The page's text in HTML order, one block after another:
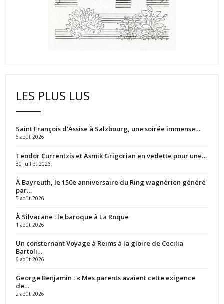
LES PLUS LUS
Saint François d’Assise à Salzbourg, une soirée immense…
6 août 2026
Teodor Currentzis et Asmik Grigorian en vedette pour une…
30 juillet 2026
À Bayreuth, le 150e anniversaire du Ring wagnérien généré
par…
5 août 2026
À Silvacane : le baroque à La Roque
1 août 2026
Un consternant Voyage à Reims à la gloire de Cecilia
Bartoli…
6 août 2026
George Benjamin : « Mes parents avaient cette exigence
de…
2 août 2026